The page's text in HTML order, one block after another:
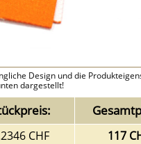
Design und die
dargestellt!
CHF
117